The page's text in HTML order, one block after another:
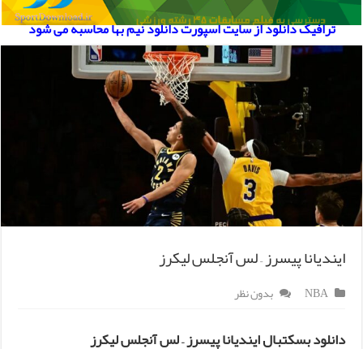
ترافیک دانلود از سایت اسپورت دانلود نیم بها محاسبه می شود
ایندیانا پیسرز – لس آنجلس لیکرز
NBA بدون نظر
دانلود بسکتبال ایندیانا پیسرز – لس آنجلس لیکرز